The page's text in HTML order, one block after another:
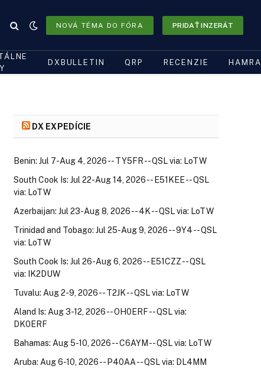
NOVÁ TÉMA DO FÓRA PRIDAŤ INZERÁT
DXBULLETIN QRP RECENZIE
DX EXPEDÍCIE
Benin: Jul 7-Aug 4, 2026 -- TY5FR -- QSL via: LoTW
South Cook Is: Jul 22-Aug 14, 2026 -- E51KEE -- QSL
via: LoTW
Azerbaijan: Jul 23-Aug 8, 2026 -- 4K -- QSL via: LoTW
Trinidad and Tobago: Jul 25-Aug 9, 2026 -- 9Y4 -- QSL
via: LoTW
South Cook Is: Jul 26-Aug 6, 2026 -- E51CZZ -- QSL
via: IK2DUW
Tuvalu: Aug 2-9, 2026 -- T2JK -- QSL via: LoTW
Aland Is: Aug 3-12, 2026 -- OH0ERF -- QSL via:
DK0ERF
Bahamas: Aug 5-10, 2026 -- C6AYM -- QSL via: LoTW
Aruba: Aug 6-10, 2026 -- P40AA -- QSL via: DL4MM